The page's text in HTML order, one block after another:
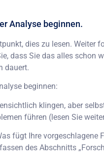
Analyse beginnen.
dies zu lesen. Weiter
dass Sie das alles schon
dauert.
beginnen:
klingen, aber
führen (lesen Sie
fügt Ihre vorgeschlagene
des Abschnitts